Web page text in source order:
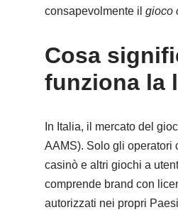
consapevolmente il gioco
Cosa
funziona la
In Italia, il mercato del
AAMS). Solo gli operatori
casinò e altri giochi a
comprende brand con
autorizzati nei propri